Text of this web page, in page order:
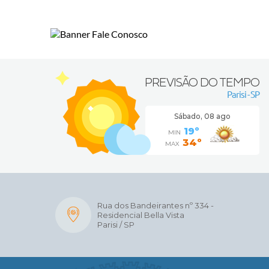
PREVISÃO DO TEMPO
Parisi - SP
Sábado, 08 ago
MIN 19º
MAX 34º
Rua dos Bandeirantes nº 334 -
Residencial Bella Vista
Parisi / SP